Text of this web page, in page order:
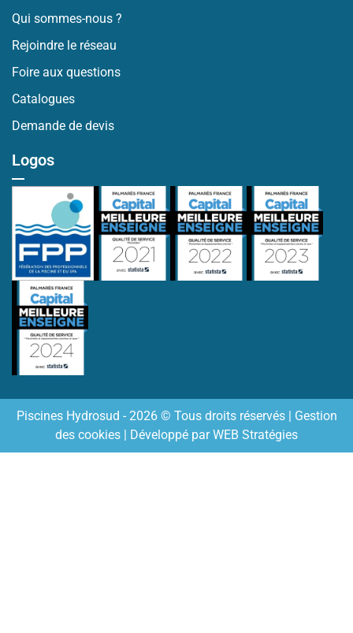
Qui sommes-nous ?
Rejoindre le réseau
Foire aux questions
Catalogues
Demande de devis
Logos
Piscines Hydrosud - 2026 © Tous droits réservés | Gestion
des cookies | Développé parWEB Stratégies